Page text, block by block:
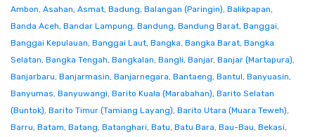
Ambon, Asahan, Asmat, Badung, Balangan (Paringin), Balikpapan,
Banda Aceh, Bandar Lampung, Bandung, Bandung Barat, Banggai,
Banggai Kepulauan, Banggai Laut, Bangka, Bangka Barat, Bangka
Selatan, Bangka Tengah, Bangkalan, Bangli, Banjar, Banjar (Martapura),
Banjarbaru, Banjarmasin, Banjarnegara, Bantaeng, Bantul, Banyuasin,
Banyumas, Banyuwangi, Barito Kuala (Marabahan), Barito Selatan
(Buntok), Barito Timur (Tamiang Layang), Barito Utara (Muara Teweh),
Barru, Batam, Batang, Batanghari, Batu, Batu Bara, Bau-Bau, Bekasi,